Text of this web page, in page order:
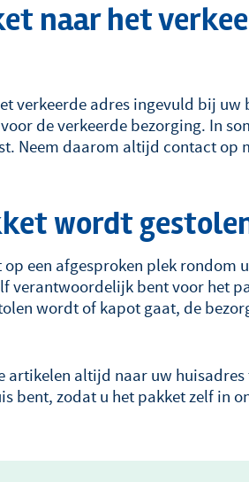
naar het
verkeerde adres ingevuld bij
de verkeerde bezorging. In
Neem daarom altijd contact op
wordt
een afgesproken plek rondom
verantwoordelijk bent voor het
wordt of kapot gaat, de
altijd naar uw huisadres
bent, zodat u het pakket zelf in